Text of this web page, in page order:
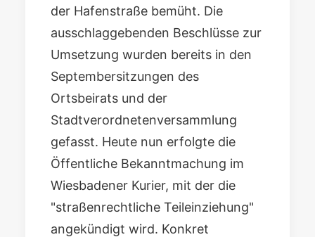
der Hafenstraße bemüht. Die
ausschlaggebenden Beschlüsse zur
Umsetzung wurden bereits in den
Septembersitzungen des
Ortsbeirats und der
Stadtverordnetenversammlung
gefasst. Heute nun erfolgte die
Öffentliche Bekanntmachung im
Wiesbadener Kurier, mit der die
"straßenrechtliche Teileinziehung"
angekündigt wird. Konkret